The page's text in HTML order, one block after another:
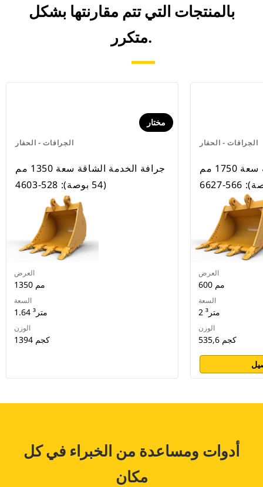
بالمنتجات التي تتم مقارنتها بشكل
متكرر.
الجرافات - الحفار
مختار
جرافة الخدمة الشاقة سعة 1350 مم
(54 بوصة): 528-4603
العرض
1350 مم
السعة
1.64 متر³
الوزن
1394 كجم
الجرافات - الحفار
جرافة الخدمة الشاقة سعة 1750 مم
العرض
600 مم
السعة
2 متر³
الوزن
535,6 كجم
أدوات ومساعدة من الخبراء في كل
مكان